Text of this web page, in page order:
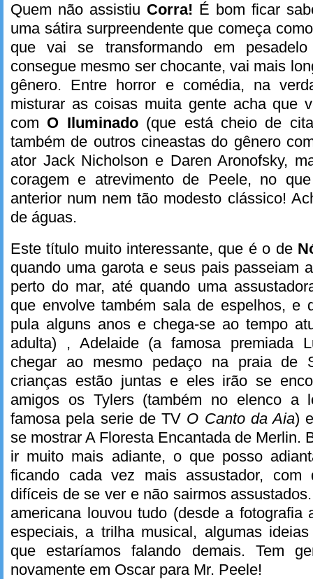
Quem não assistiu Corra! É bom ficar
uma sátira surpreendente que começa
que vai se transformando em
consegue mesmo ser chocante, vai mais
gênero. Entre horror e comédia, na
misturar as coisas muita gente acha que
com O Iluminado(que está cheio de
também de outros cineastas do gênero
ator Jack Nicholson e Daren Aronofsky,
coragem e atrevimento de Peele, no
anterior num nem tão modesto clássico!
de águas.
Este título muito interessante, que é o de
quando uma garota e seus pais passeiam
perto do mar, até quando uma
que envolve também sala de espelhos, e
pula alguns anos e chega-se ao tempo
adulta) , Adelaide (a famosa premiada
chegar ao mesmo pedaço na praia de
crianças estão juntas e eles irão se
amigos os Tylers (também no elenco a
famosa pela serie de TV O Canto da Aia)
se mostrar A Floresta Encantada de Merlin.
ir muito mais adiante, o que posso
ficando cada vez mais assustador, com
difíceis de se ver e não sairmos
americana louvou tudo (desde a fotografia
especiais, a trilha musical, algumas
que estaríamos falando demais. Tem
novamente em Oscar para Mr. Peele!